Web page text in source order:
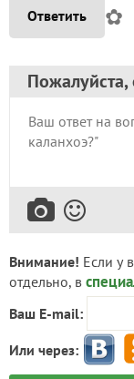
Ответить ✿
Пожалуйста,
Внимание! Если у
отдельно, в
Ваш E-mail:
Или через: